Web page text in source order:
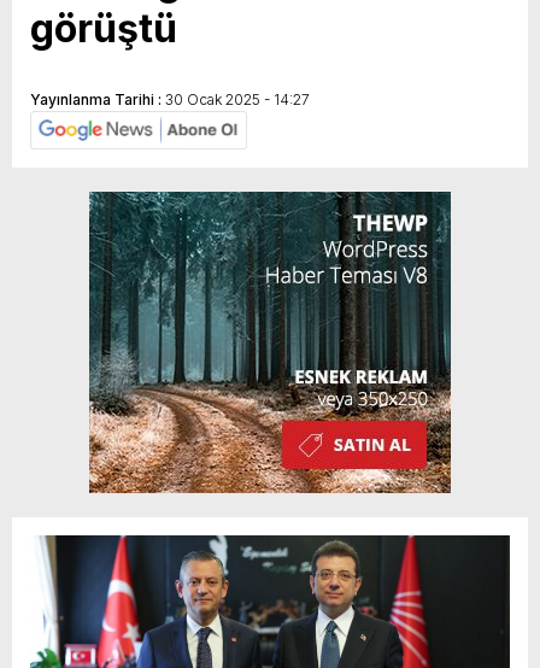
görüştü
Yayınlanma Tarihi : 30 Ocak 2025 - 14:27